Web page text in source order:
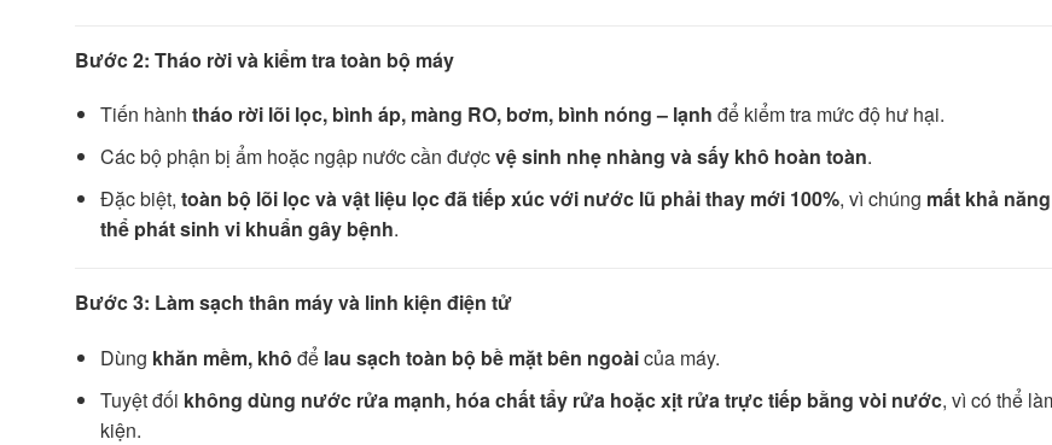
Bước 2: Tháo rời và kiểm tra toàn bộ máy
Tiến hành tháo rời lõi lọc, bình áp, màng RO, bơm, bình nóng – lạnh để kiểm tra mức độ hư hại.
Các bộ phận bị ẩm hoặc ngập nước cần đượcvệ sinh nhẹ nhàng và sấy khô hoàn toàn.
Đặc biệt, toàn bộ lõi lọc và vật liệu lọc đã tiếp xúc với nước lũ phải thay mới 100%, vì chúng mất khả
thể phát sinh vi khuẩn gây bệnh.
Bước 3: Làm sạch thân máy và linh kiện điện tử
Dùng khăn mềm, khô để lau sạch toàn bộ bề mặt bên ngoàicủa máy.
Tuyệt đối không dùng nước rửa mạnh, hóa chất tẩy rửa hoặc xịt rửa trực tiếp bằng vòi nước, vì có thể
kiện.